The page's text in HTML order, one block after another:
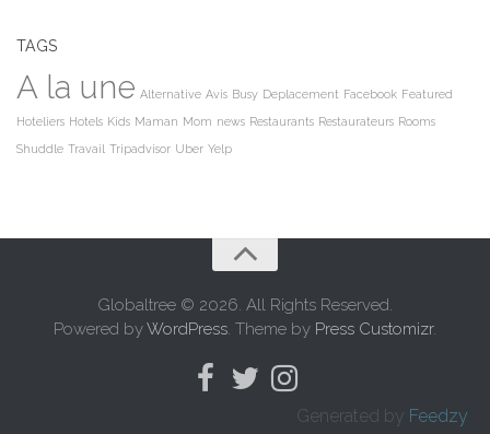
TAGS
A la une Alternative Avis Busy Deplacement Facebook Featured
Hoteliers Hotels Kids Maman Mom news Restaurants Restaurateurs Rooms
Shuddle Travail Tripadvisor Uber Yelp
Globaltree © 2026. All Rights Reserved.
Powered byWordPress. Theme by Press Customizr.
Generated by Feedzy